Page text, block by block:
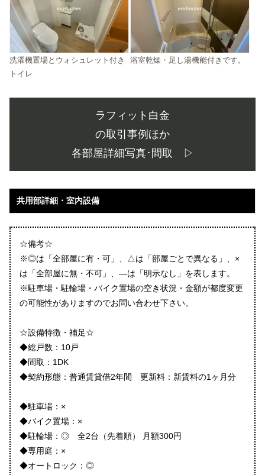
洗濯機置場とウォシュレット付き
トイレ
浴室乾燥・足し湯機能付きです。
ラフィット白金
の取引事例ほか
各部屋詳細写真･間取 ▷
共用部詳細・室内設備
☆備考☆
※◎は「全部屋に有・可」、△は「部屋ごとで異なる」、×
は「全部屋に無・不可」、―は「明示なし」を表します。
※駐車場・駐輪場・バイク置場の空き状況・金額が都度変更
の可能性がありますのでお問い合わせ下さい。
☆設備特徴・補足☆
◆総戸数：10戸
◆間取：1DK
◆契約形態：普通賃貸借2年間 更新料：新賃料の1ヶ月分
◆駐車場：×
◆バイク置場：×
◆駐輪場：◎ 全2台（先着順） 月額300円
◆専用庭：×
◆オートロック：◎